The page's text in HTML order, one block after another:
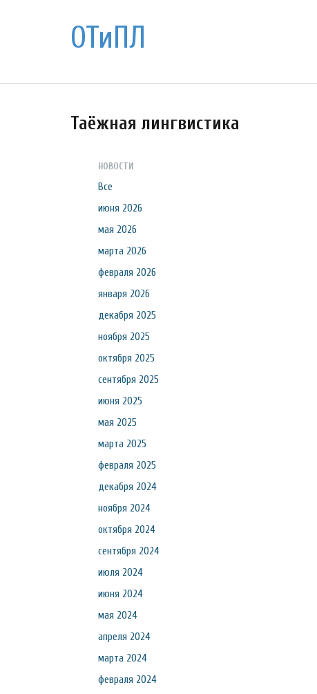
ОТиПЛ
Таёжная лингвистика
НОВОСТИ
Все
июня 2026
мая 2026
марта 2026
февраля 2026
января 2026
декабря 2025
ноября 2025
октября 2025
сентября 2025
июня 2025
мая 2025
марта 2025
февраля 2025
декабря 2024
ноября 2024
октября 2024
сентября 2024
июля 2024
июня 2024
мая 2024
апреля 2024
марта 2024
февраля 2024